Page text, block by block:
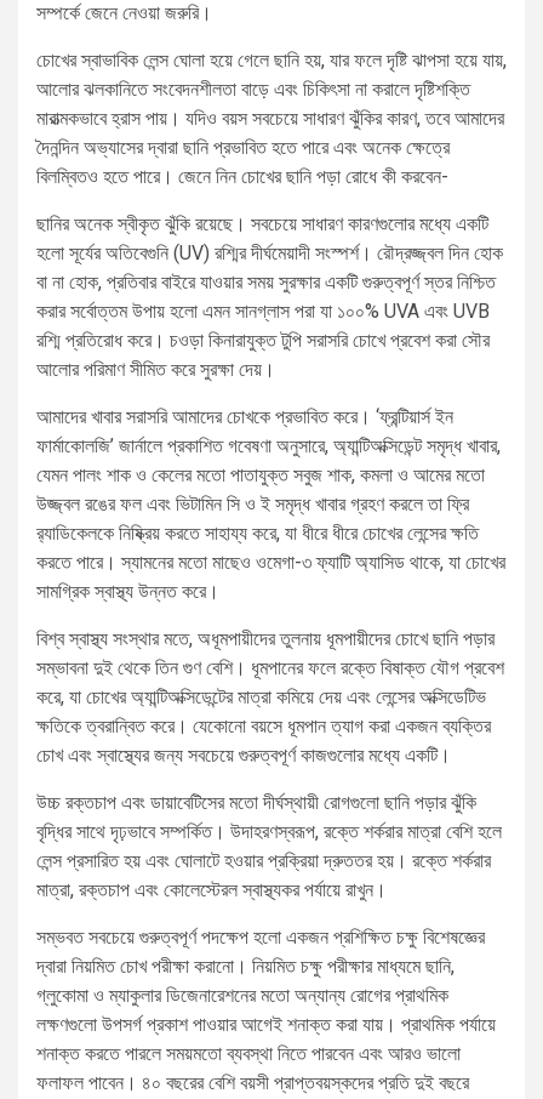
সম্পর্কে জেনে নেওয়া জরুরি।
চোখের স্বাভাবিক লেন্স ঘোলা হয়ে গেলে ছানি হয়, যার ফলে দৃষ্টি ঝাপসা হয়ে যায়,
আলোর ঝলকানিতে সংবেদনশীলতা বাড়ে এবং চিকিৎসা না করালে দৃষ্টিশক্তি
মারাত্মকভাবে হ্রাস পায়। যদিও বয়স সবচেয়ে সাধারণ ঝুঁকির কারণ, তবে আমাদের
দৈনন্দিন অভ্যাসের দ্বারা ছানি প্রভাবিত হতে পারে এবং অনেক ক্ষেত্রে
বিলম্বিতও হতে পারে। জেনে নিন চোখের ছানি পড়া রোধে কী করবেন-
ছানির অনেক স্বীকৃত ঝুঁকি রয়েছে। সবচেয়ে সাধারণ কারণগুলোর মধ্যে একটি
হলো সূর্যের অতিবেগুনি (UV) রশ্মির দীর্ঘমেয়াদী সংস্পর্শ। রৌদ্রজ্জ্বল দিন হোক
বা না হোক, প্রতিবার বাইরে যাওয়ার সময় সুরক্ষার একটি গুরুত্বপূর্ণ স্তর নিশ্চিত
করার সর্বোত্তম উপায় হলো এমন সানগ্লাস পরা যা ১০০% UVA এবং UVB
রশ্মি প্রতিরোধ করে। চওড়া কিনারাযুক্ত টুপি সরাসরি চোখে প্রবেশ করা সৌর
আলোর পরিমাণ সীমিত করে সুরক্ষা দেয়।
আমাদের খাবার সরাসরি আমাদের চোখকে প্রভাবিত করে। ‘ফ্রন্টিয়ার্স ইন
ফার্মাকোলজি’ জার্নালে প্রকাশিত গবেষণা অনুসারে, অ্যান্টিঅক্সিডেন্ট সমৃদ্ধ খাবার,
যেমন পালং শাক ও কেলের মতো পাতাযুক্ত সবুজ শাক, কমলা ও আমের মতো
উজ্জ্বল রঙের ফল এবং ভিটামিন সি ও ই সমৃদ্ধ খাবার গ্রহণ করলে তা ফ্রি
র‍্যাডিকেলকে নিষ্ক্রিয় করতে সাহায্য করে, যা ধীরে ধীরে চোখের লেন্সের ক্ষতি
করতে পারে। স্যামনের মতো মাছেও ওমেগা-৩ ফ্যাটি অ্যাসিড থাকে, যা চোখের
সামগ্রিক স্বাস্থ্য উন্নত করে।
বিশ্ব স্বাস্থ্য সংস্থার মতে, অধূমপায়ীদের তুলনায় ধূমপায়ীদের চোখে ছানি পড়ার
সম্ভাবনা দুই থেকে তিন গুণ বেশি। ধূমপানের ফলে রক্তে বিষাক্ত যৌগ প্রবেশ
করে, যা চোখের অ্যান্টিঅক্সিডেন্টের মাত্রা কমিয়ে দেয় এবং লেন্সের অক্সিডেটিভ
ক্ষতিকে ত্বরান্বিত করে। যেকোনো বয়সে ধূমপান ত্যাগ করা একজন ব্যক্তির
চোখ এবং স্বাস্থ্যের জন্য সবচেয়ে গুরুত্বপূর্ণ কাজগুলোর মধ্যে একটি।
উচ্চ রক্তচাপ এবং ডায়াবেটিসের মতো দীর্ঘস্থায়ী রোগগুলো ছানি পড়ার ঝুঁকি
বৃদ্ধির সাথে দৃঢ়ভাবে সম্পর্কিত। উদাহরণস্বরূপ, রক্তে শর্করার মাত্রা বেশি হলে
লেন্স প্রসারিত হয় এবং ঘোলাটে হওয়ার প্রক্রিয়া দ্রুততর হয়। রক্তে শর্করার
মাত্রা, রক্তচাপ এবং কোলেস্টেরল স্বাস্থ্যকর পর্যায়ে রাখুন।
সম্ভবত সবচেয়ে গুরুত্বপূর্ণ পদক্ষেপ হলো একজন প্রশিক্ষিত চক্ষু বিশেষজ্ঞের
দ্বারা নিয়মিত চোখ পরীক্ষা করানো। নিয়মিত চক্ষু পরীক্ষার মাধ্যমে ছানি,
গ্লুকোমা ও ম্যাকুলার ডিজেনারেশনের মতো অন্যান্য রোগের প্রাথমিক
লক্ষণগুলো উপসর্গ প্রকাশ পাওয়ার আগেই শনাক্ত করা যায়। প্রাথমিক পর্যায়ে
শনাক্ত করতে পারলে সময়মতো ব্যবস্থা নিতে পারবেন এবং আরও ভালো
ফলাফল পাবেন। ৪০ বছরের বেশি বয়সী প্রাপ্তবয়স্কদের প্রতি দুই বছরে